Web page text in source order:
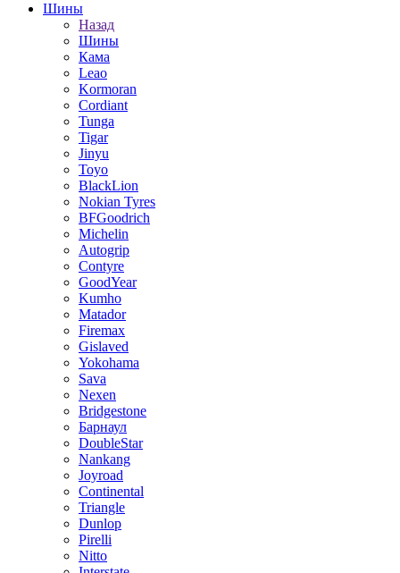
Шины
Назад
Шины
Кама
Leao
Kormoran
Cordiant
Tunga
Tigar
Jinyu
Toyo
BlackLion
Nokian Tyres
BFGoodrich
Michelin
Autogrip
Contyre
GoodYear
Kumho
Matador
Firemax
Gislaved
Yokohama
Sava
Nexen
Bridgestone
Барнаул
DoubleStar
Nankang
Joyroad
Continental
Triangle
Dunlop
Pirelli
Nitto